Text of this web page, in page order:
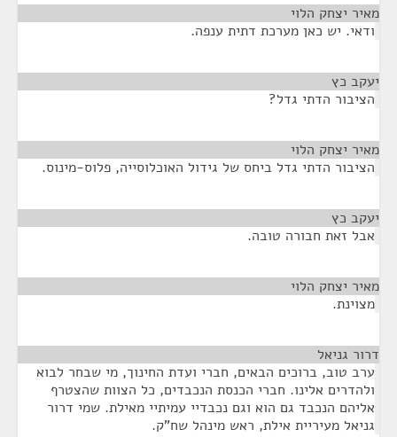
מאיר יצחק הלוי
ודאי. יש כאן מערכת דתית ענפה.
יעקב כץ
הציבור הדתי גדל?
מאיר יצחק הלוי
הציבור הדתי גדל ביחס של גידול האוכלוסייה, פלוס-מינוס.
יעקב כץ
אבל זאת חבורה טובה.
מאיר יצחק הלוי
מצוינת.
דרור גניאל
ערב טוב, ברוכים הבאים, חברי ועדת החינוך, מי שבחר לבוא
ולהדרים אלינו. חברי הכנסת הנכבדים, כל הצוות שהצטרף
אליהם הנכבד גם הוא וגם נכבדיי עמיתיי מאילת. שמי דרור
גניאל מעיריית אילת, ראש מינהל שח"ק.